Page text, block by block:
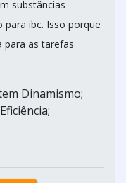
substâncias
ibc. Isso porque
para as tarefas
Dinamismo;